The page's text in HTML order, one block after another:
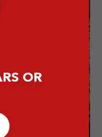
OR